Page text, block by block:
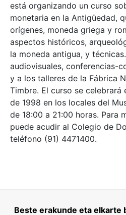
está organizando un curso
monetaria en la Antigüedad,
orígenes, moneda griega y
aspectos históricos,
la moneda antigua, y
audiovisuales, conferencias-
y a los talleres de la Fábrica
Timbre. El curso se celebrará
de 1998 en los locales del
de 18:00 a 21:00 horas. Para
puede acudir al Colegio de
teléfono (91) 4471400.
Beste erakunde eta elkarte